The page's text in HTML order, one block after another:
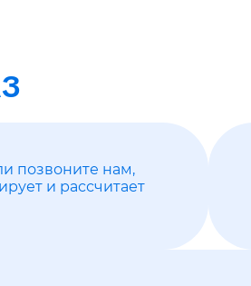
позвоните нам,
и рассчитает